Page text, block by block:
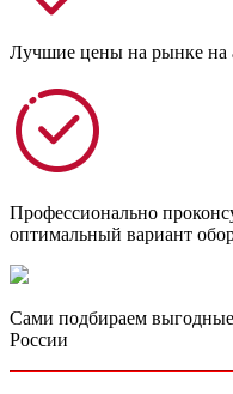
Лучшие цены на рынке на
Профессионально
оптимальный вариант
Сами подбираем
России